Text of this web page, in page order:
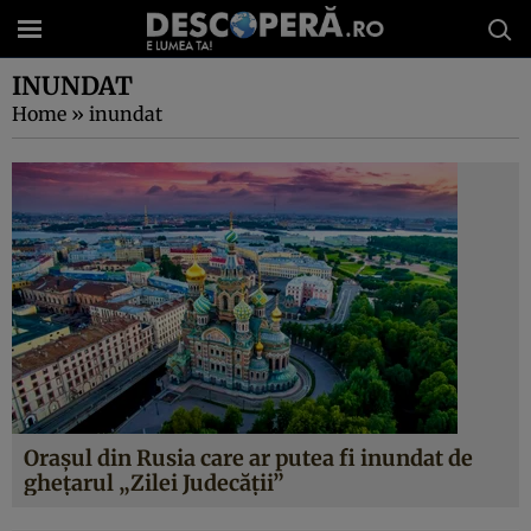
INUNDAT
Home » inundat
Orașul din Rusia care ar putea fi inundat de
ghețarul „Zilei Judecății”